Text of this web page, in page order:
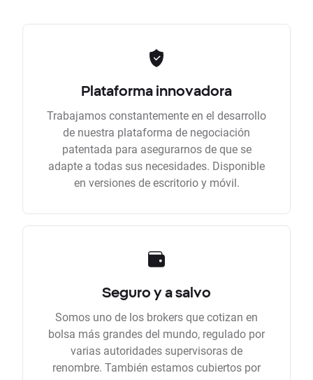
Plataforma innovadora
Trabajamos constantemente en el desarrollo
de nuestra plataforma de negociación
patentada para asegurarnos de que se
adapte a todas sus necesidades. Disponible
en versiones de escritorio y móvil.
Seguro y a salvo
Somos uno de los brokers que cotizan en
bolsa más grandes del mundo, regulado por
varias autoridades supervisoras de
renombre. También estamos cubiertos por